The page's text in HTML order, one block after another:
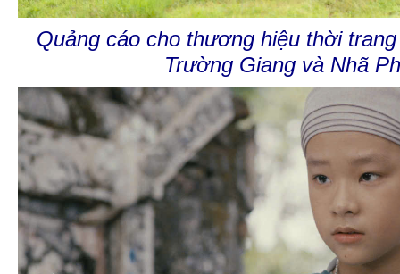
Quảng cáo cho thương hiệu thời
Trường Giang và Nhã